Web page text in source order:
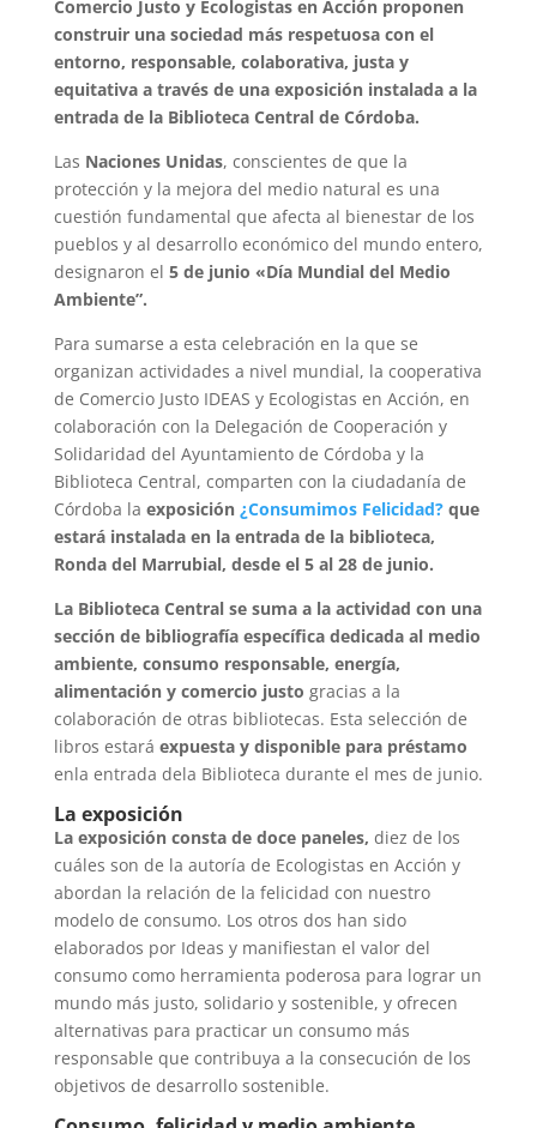
Comercio Justo y Ecologistas en Acción proponen
construir una sociedad más respetuosa con el
entorno, responsable, colaborativa, justa y
equitativa a través de una exposición instalada a la
entrada de la Biblioteca Central de Córdoba.
Las Naciones Unidas, conscientes de que la
protección y la mejora del medio natural es una
cuestión fundamental que afecta al bienestar de los
pueblos y al desarrollo económico del mundo entero,
designaron el 5 de junio «Día Mundial del Medio
Ambiente”.
Para sumarse a esta celebración en la que se
organizan actividades a nivel mundial, la cooperativa
de Comercio Justo IDEAS y Ecologistas en Acción, en
colaboración con la Delegación de Cooperación y
Solidaridad del Ayuntamiento de Córdoba y la
Biblioteca Central, comparten con la ciudadanía de
Córdoba la exposición ¿Consumimos Felicidad? que
estará instalada en la entrada de la biblioteca,
Ronda del Marrubial, desde el 5 al 28 de junio.
La Biblioteca Central se suma a la actividad con una
sección de bibliografía específica dedicada al medio
ambiente, consumo responsable, energía,
alimentación y comercio justo gracias a la
colaboración de otras bibliotecas. Esta selección de
libros estará expuesta y disponible para préstamo
enla entrada dela Biblioteca durante el mes de junio.
La exposición
La exposición consta de doce paneles, diez de los
cuáles son de la autoría de Ecologistas en Acción y
abordan la relación de la felicidad con nuestro
modelo de consumo. Los otros dos han sido
elaborados por Ideas y manifiestan el valor del
consumo como herramienta poderosa para lograr un
mundo más justo, solidario y sostenible, y ofrecen
alternativas para practicar un consumo más
responsable que contribuya a la consecución de los
objetivos de desarrollo sostenible.